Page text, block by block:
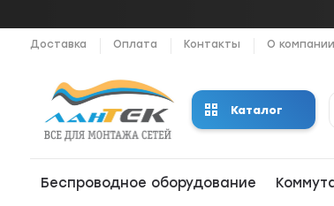
Доставка Оплата Контакты О компании
Каталог
Беспроводное оборудование